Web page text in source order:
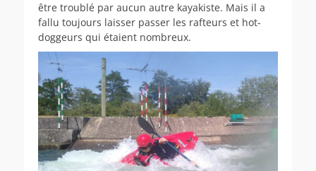
être troublé par aucun autre kayakiste. Mais il a
fallu toujours laisser passer les rafteurs et hot-
doggeurs qui étaient nombreux.